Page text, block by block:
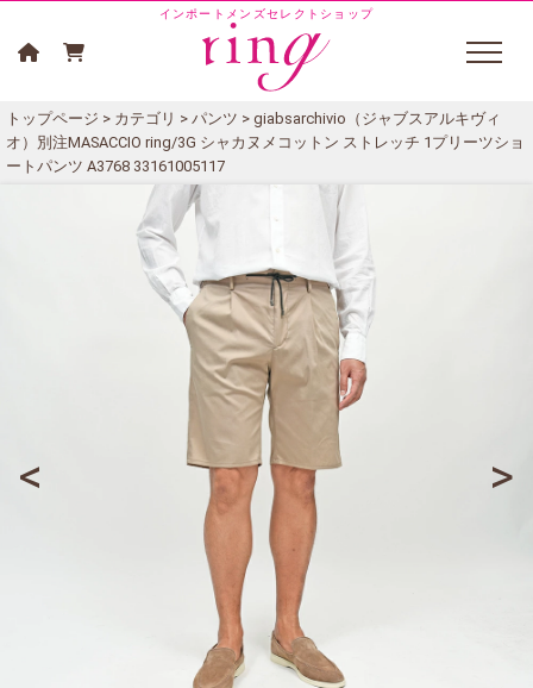
インポートメンズセレクトショップ
トップページ > カテゴリ > パンツ > giabsarchivio（ジャブスアルキヴィ
オ）別注MASACCIO ring/3G シャカヌメコットン ストレッチ 1プリーツショ
ートパンツ A3768 33161005117